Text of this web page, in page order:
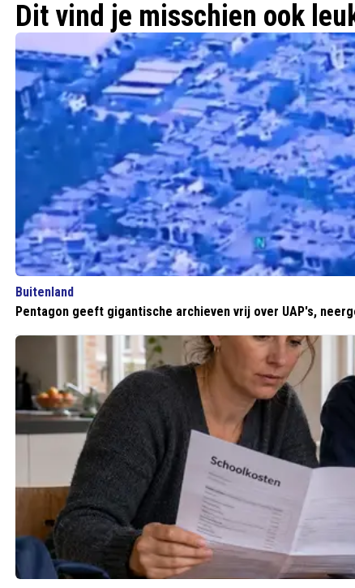
losse schroeven
Dit vind je misschien ook
Buitenland
Pentagon geeft gigantische archieven vrij over UAP's,